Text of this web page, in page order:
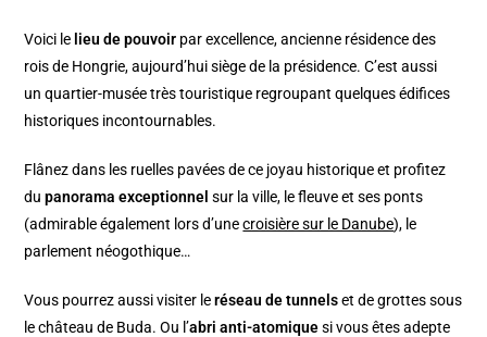
Voici le lieu de pouvoir par excellence, ancienne résidence des
rois de Hongrie, aujourd’hui siège de la présidence. C’est aussi
un quartier-musée très touristique regroupant quelques édifices
historiques incontournables.
Flânez dans les ruelles pavées de ce joyau historique et profitez
dupanorama exceptionnelsur la ville, le fleuve et ses ponts
(admirable également lors d’unecroisière sur le Danube), le
parlement néogothique…
Vous pourrez aussi visiter leréseau de tunnelset de grottes sous
le château de Buda. Ou l’abri anti-atomiquesi vous êtes adepte